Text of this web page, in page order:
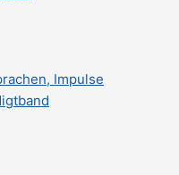
Impulse